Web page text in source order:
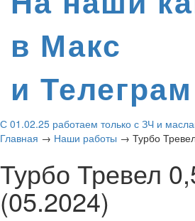
в Макс
и Телеграм
С 01.02.25 работаем только с ЗЧ и
Главная → Наши работы → Турбо
Турбо Тревел
(05.2024)